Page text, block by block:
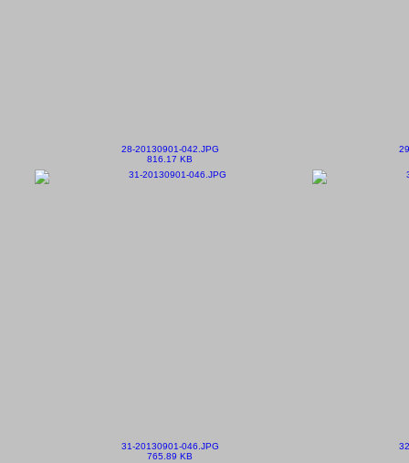
28-20130901-042.JPG
816.17 KB
31-20130901-046.JPG
765.89 KB